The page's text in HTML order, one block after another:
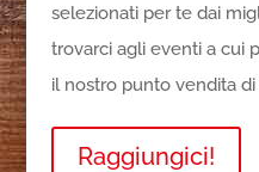
selezionati per te dai
trovarci agli eventi a cui
il nostro punto vendita di
Raggiungici!